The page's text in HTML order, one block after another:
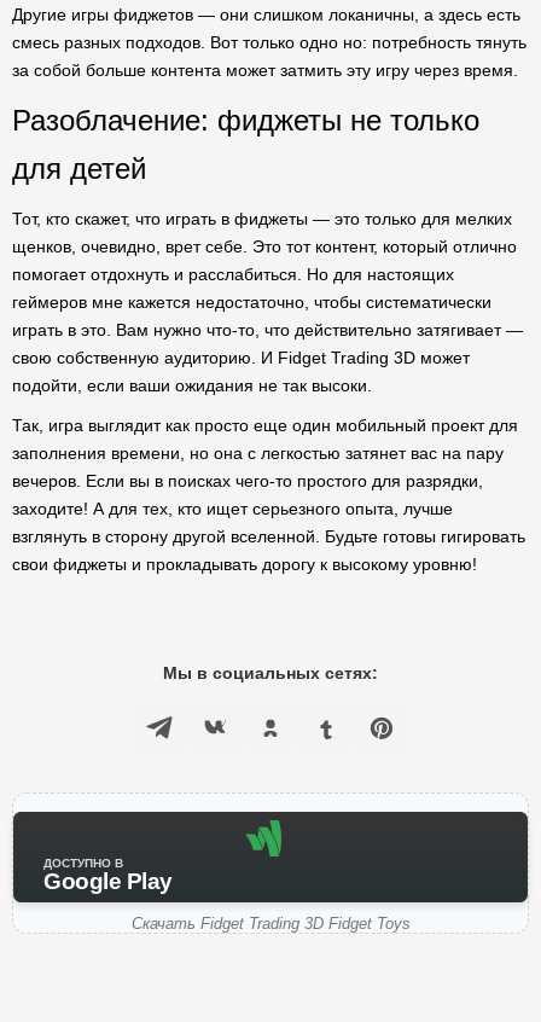
Другие игры фиджетов — они слишком локаничны, а здесь есть
смесь разных подходов. Вот только одно но: потребность тянуть
за собой больше контента может затмить эту игру через время.
Разоблачение: фиджеты не только
для детей
Тот, кто скажет, что играть в фиджеты — это только для мелких
щенков, очевидно, врет себе. Это тот контент, который отлично
помогает отдохнуть и расслабиться. Но для настоящих
геймеров мне кажется недостаточно, чтобы систематически
играть в это. Вам нужно что-то, что действительно затягивает —
свою собственную аудиторию. И Fidget Trading 3D может
подойти, если ваши ожидания не так высоки.
Так, игра выглядит как просто еще один мобильный проект для
заполнения времени, но она с легкостью затянет вас на пару
вечеров. Если вы в поисках чего-то простого для разрядки,
заходите! А для тех, кто ищет серьезного опыта, лучше
взглянуть в сторону другой вселенной. Будьте готовы гигировать
свои фиджеты и прокладывать дорогу к высокому уровню!
Мы в социальных сетях:
ДОСТУПНО В
Google Play
Скачать Fidget Trading 3D Fidget Toys